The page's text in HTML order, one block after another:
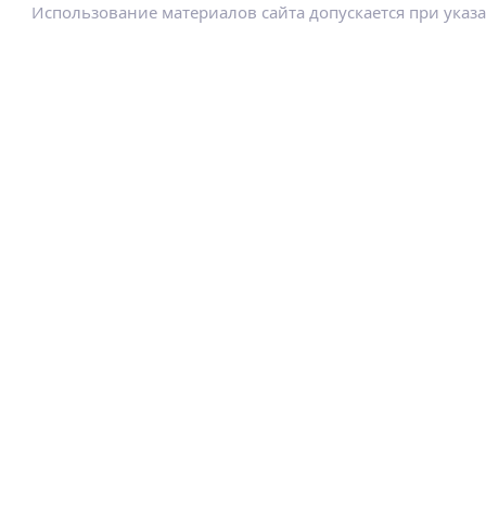
Использование материалов сайта допускается при